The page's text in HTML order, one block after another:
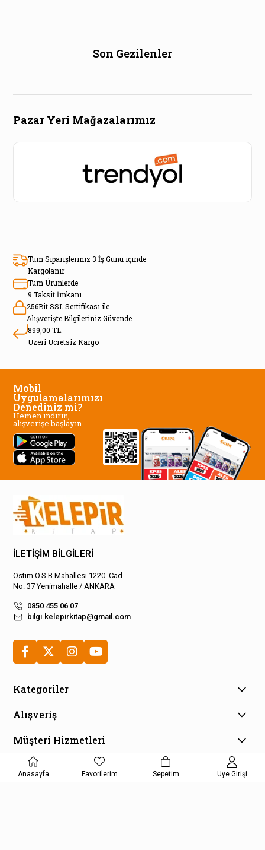
Son Gezilenler
Pazar Yeri Mağazalarımız
Tüm Siparişleriniz 3 İş Günü içinde
Kargolanır
Tüm Ürünlerde
9 Taksit İmkanı
256Bit SSL Sertifikası ile
Alışverişte Bilgileriniz Güvende.
899,00 TL.
Üzeri Ücretsiz Kargo
Mobil
Uygulamalarımızı
Denediniz mi?
Hemen indirin,
alışverişe başlayın.
İLETİŞİM BİLGİLERİ
Ostim O.S.B Mahallesi 1220. Cad.
No: 37 Yenimahalle / ANKARA
0850 455 06 07
bilgi.kelepirkitap@gmail.com
Kategoriler
Alışveriş
Müşteri Hizmetleri
E-Bülten Aboneliği
Kampanya ve fırsatlardan haberdar olmak için e-bültenimize
Anasayfa Favorilerim Sepetim Üye Girişi